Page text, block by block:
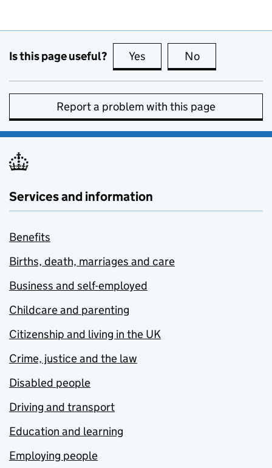
Is this page useful? Yes this page is useful
No
Report a problem with this page
Services and information
Benefits
Births, death, marriages and care
Business and self-employed
Childcare and parenting
Citizenship and living in the UK
Crime, justice and the law
Disabled people
Driving and transport
Education and learning
Employing people